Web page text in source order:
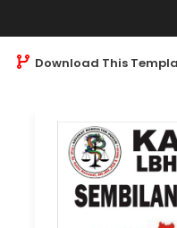
Download This